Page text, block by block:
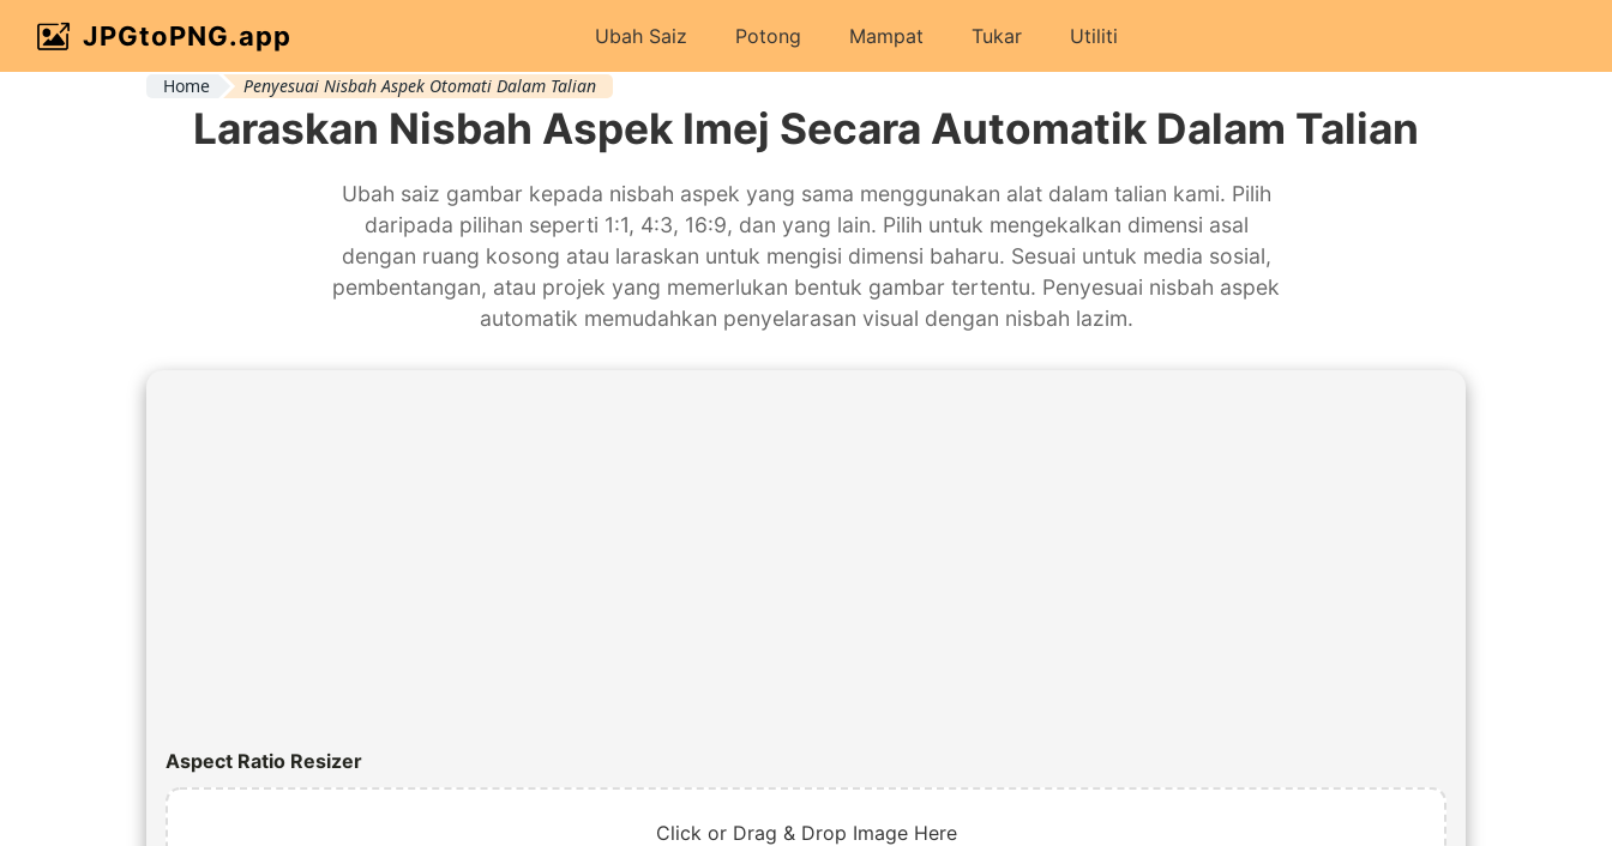
JPGtoPNG.app Ubah Saiz Potong Mampat Tukar Utiliti
Home Penyesuai Nisbah Aspek Otomati Dalam Talian
Laraskan Nisbah Aspek Imej Secara Automatik Dalam Talian
Ubah saiz gambar kepada nisbah aspek yang sama menggunakan alat dalam talian kami. Pilih
daripada pilihan seperti 1:1, 4:3, 16:9, dan yang lain. Pilih untuk mengekalkan dimensi asal
dengan ruang kosong atau laraskan untuk mengisi dimensi baharu. Sesuai untuk media sosial,
pembentangan, atau projek yang memerlukan bentuk gambar tertentu. Penyesuai nisbah aspek
automatik memudahkan penyelarasan visual dengan nisbah lazim.
Aspect Ratio Resizer
Click or Drag & Drop Image Here